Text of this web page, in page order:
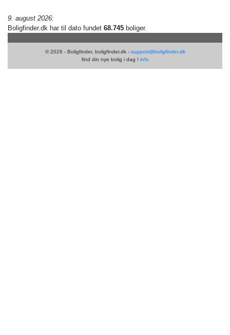
9. august 2026:
Boligfinder.dk har til dato fundet 68.745 boliger.
© 2026 - Boligfinder, boligfinder.dk - support@boligfinder.dk
find din nye bolig i dag ! info